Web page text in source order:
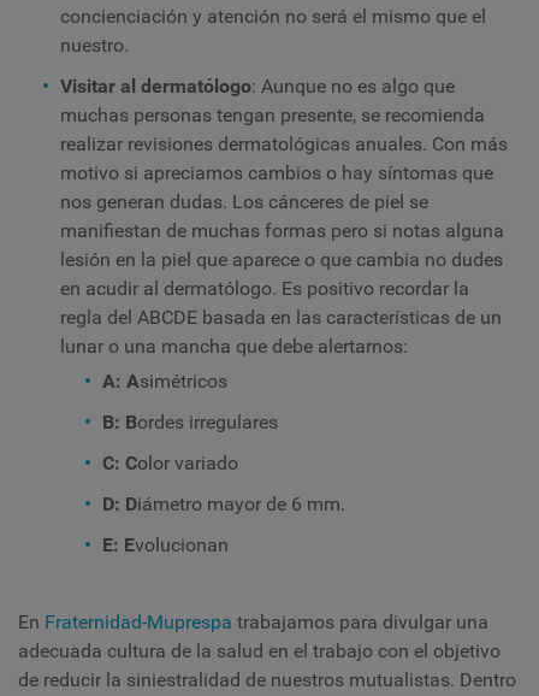
concienciación y atención no será el mismo que el
nuestro.
Visitar al dermatólogo: Aunque no es algo que
muchas personas tengan presente, se recomienda
realizar revisiones dermatológicas anuales. Con más
motivo si apreciamos cambios o hay síntomas que
nos generan dudas. Los cánceres de piel se
manifiestan de muchas formas pero si notas alguna
lesión en la piel que aparece o que cambia no dudes
en acudir al dermatólogo. Es positivo recordar la
regla del ABCDE basada en las características de un
lunar o una mancha que debe alertarnos:
A: Asimétricos
B: Bordes irregulares
C: Color variado
D: Diámetro mayor de 6 mm.
E: Evolucionan
En Fraternidad-Muprespa trabajamos para divulgar una
adecuada cultura de la salud en el trabajo con el objetivo
de reducir la siniestralidad de nuestros mutualistas. Dentro